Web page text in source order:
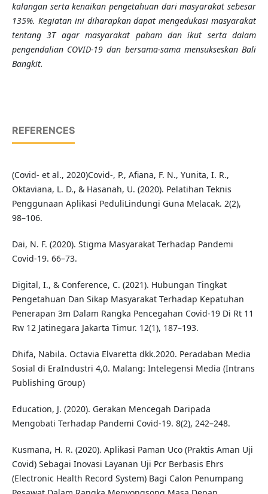
kalanganserta kenaikan pengetahuan dari masyarakat sebesar
135%. Kegiatanini diharapkan dapat mengedukasi masyarakat
tentang 3T agar masyarakat paham dan ikut serta dalam
pengendalian COVID-19 dan bersama-sama mensukseskan Bali
Bangkit.
REFERENCES
(Covid- et al., 2020)Covid-, P., Afiana, F. N., Yunita, I. R.,
Oktaviana, L. D., & Hasanah, U. (2020). Pelatihan Teknis
Penggunaan Aplikasi PeduliLindungi Guna Melacak. 2(2),
98–106.
Dai, N. F. (2020). Stigma Masyarakat Terhadap Pandemi
Covid-19. 66–73.
Digital, I., & Conference, C. (2021). Hubungan Tingkat
Pengetahuan Dan Sikap Masyarakat Terhadap Kepatuhan
Penerapan 3m Dalam Rangka Pencegahan Covid-19 Di Rt 11
Rw 12 Jatinegara Jakarta Timur. 12(1), 187–193.
Dhifa, Nabila. Octavia Elvaretta dkk.2020. Peradaban Media
Sosial di EraIndustri 4,0. Malang: Intelegensi Media (Intrans
Publishing Group)
Education, J. (2020). Gerakan Mencegah Daripada
Mengobati Terhadap Pandemi Covid-19. 8(2), 242–248.
Kusmana, H. R. (2020). Aplikasi Paman Uco (Praktis Aman Uji
Covid) Sebagai Inovasi Layanan Uji Pcr Berbasis Ehrs
(Electronic Health Record System) Bagi Calon Penumpang